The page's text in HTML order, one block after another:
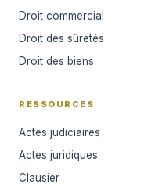
Droit commercial
Droit des sûretés
Droit des biens
RESSOURCES
Actes judiciaires
Actes juridiques
Clausier